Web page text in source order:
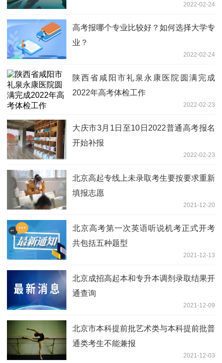
2022-02-24
高考报哪个专业比较好？如何选择大学专
业？
2022-02-24
陕西省咸阳市礼泉永康医院圆满完成
2022年高考体检工作
2022-02-23
大庆市3月1日至10日2022普通高考报名
开始补报
2022-02-23
北京高起专线上未录取考生要按要求重新
填报志愿
2021-12-20
北京高考第一次英语听说机考正式开考
共包括五种题型
2021-12-13
北京成招高起本和专升本调剂录取结果开
通查询
2021-12-09
北京市本科提前批艺术类与本科提前批普
通类考生不能兼报
2021-12-03